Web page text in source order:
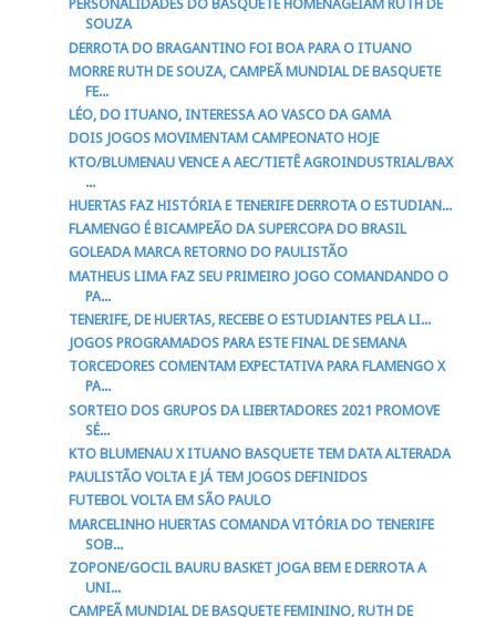
PERSONALIDADES DO BASQUETE HOMENAGEIAM RUTH DE
SOUZA
DERROTA DO BRAGANTINO FOI BOA PARA O ITUANO
MORRE RUTH DE SOUZA, CAMPEÃ MUNDIAL DE BASQUETE
FE...
LÉO, DO ITUANO, INTERESSA AO VASCO DA GAMA
DOIS JOGOS MOVIMENTAM CAMPEONATO HOJE
KTO/BLUMENAU VENCE A AEC/TIETÊ AGROINDUSTRIAL/BAX
...
HUERTAS FAZ HISTÓRIA E TENERIFE DERROTA O ESTUDIAN...
FLAMENGO É BICAMPEÃO DA SUPERCOPA DO BRASIL
GOLEADA MARCA RETORNO DO PAULISTÃO
MATHEUS LIMA FAZ SEU PRIMEIRO JOGO COMANDANDO O
PA...
TENERIFE, DE HUERTAS, RECEBE O ESTUDIANTES PELA LI...
JOGOS PROGRAMADOS PARA ESTE FINAL DE SEMANA
TORCEDORES COMENTAM EXPECTATIVA PARA FLAMENGO X
PA...
SORTEIO DOS GRUPOS DA LIBERTADORES 2021 PROMOVE
SÉ...
KTO BLUMENAU X ITUANO BASQUETE TEM DATA ALTERADA
PAULISTÃO VOLTA E JÁ TEM JOGOS DEFINIDOS
FUTEBOL VOLTA EM SÃO PAULO
MARCELINHO HUERTAS COMANDA VITÓRIA DO TENERIFE
SOB...
ZOPONE/GOCIL BAURU BASKET JOGA BEM E DERROTA A
UNI...
CAMPEÃ MUNDIAL DE BASQUETE FEMININO, RUTH DE